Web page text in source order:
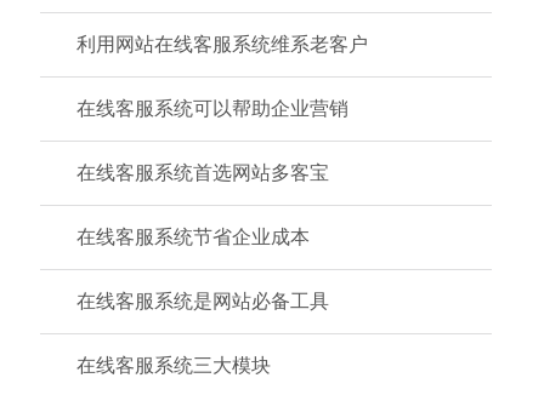
利用网站在线客服系统维系老客户
在线客服系统可以帮助企业营销
在线客服系统首选网站多客宝
在线客服系统节省企业成本
在线客服系统是网站必备工具
在线客服系统三大模块